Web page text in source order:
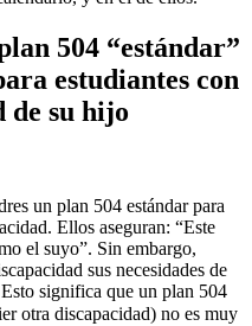
504 “estándar”
estudiantes con
de su hijo
un plan 504 estándar para
Ellos aseguran: “Este
el suyo”. Sin embargo,
sus necesidades de
significa que un plan 504
otra discapacidad) no es muy